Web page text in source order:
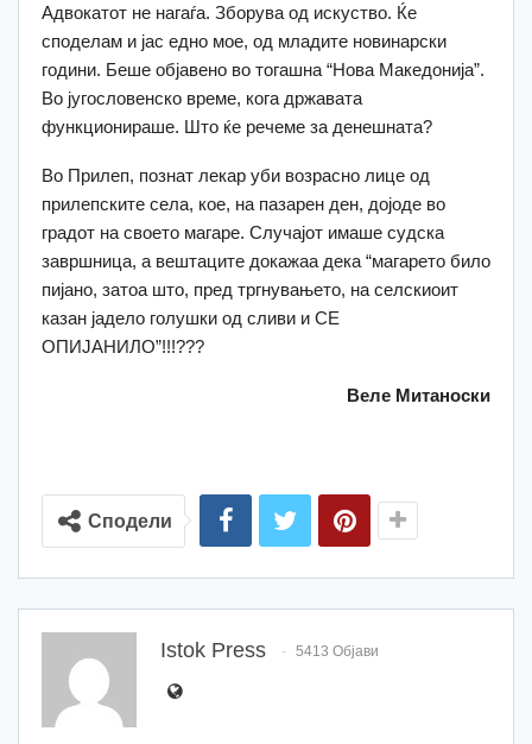
Адвокатот не нагаѓа. Зборува од искуство. Ќе
споделам и јас едно мое, од младите новинарски
години. Беше објавено во тогашна “Нова Македонија”.
Во југословенско време, кога државата
функционираше. Што ќе речеме за денешната?
Во Прилеп, познат лекар уби возрасно лице од
прилепските села, кое, на пазарен ден, дојоде во
градот на своето магаре. Случајот имаше судска
завршница, а вештаците докажаа дека “магарето било
пијано, затоа што, пред тргнувањето, на селскиоит
казан јадело голушки од сливи и СЕ
ОПИЈАНИЛО”!!!???
Веле Митаноски
Сподели
Istok Press 5413 Објави